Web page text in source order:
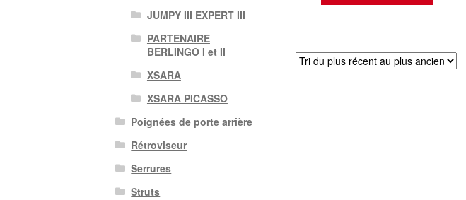
JUMPY III EXPERT III
PARTENAIRE
BERLINGO I et II
XSARA
XSARA PICASSO
Poignées de porte arrière
Rétroviseur
Serrures
Struts